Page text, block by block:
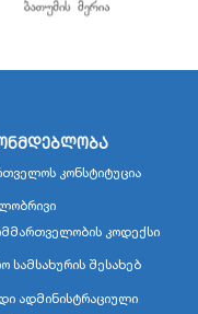
კონსტიტუცია
კოდექსი
სამსახურის შესახებ
ადმინისტრაციული